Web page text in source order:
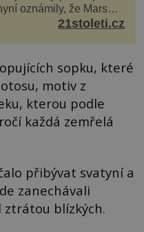
oznámily, že Mars
impaktů,...
21stoleti.cz
sopku, které
motiv z
kterou podle
každá zemřelá
přibývat svatyní a
zanechávali
blízkých.